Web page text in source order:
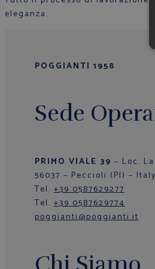
eleganza.
POGGIANTI 1958
Sede
PRIMO VIALE 39 – Loc.
56037 – Peccioli (PI) – Italy
Tel. +39 0587629277
Tel. +39 0587629774
poggianti@poggianti.it